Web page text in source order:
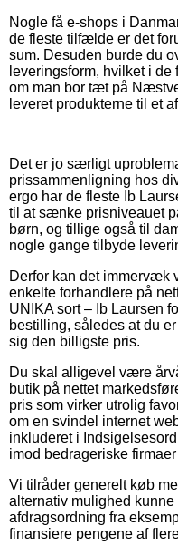
Nogle få e-shops i
de fleste tilfælde er det
sum. Desuden burde du
leveringsform, hvilket i
om man bor tæt på
leveret produkterne til et
Det er jo særligt
prissammenligning hos
ergo har de fleste Ib
til at sænke prisniveauet
børn, og tillige også til
nogle gange tilbyde
Derfor kan det immervæk
enkelte forhandlere på
UNIKA sort – Ib Laursen
bestilling, således at du
sig den billigste pris.
Du skal alligevel være
butik på nettet
pris som virker utrolig
om en svindel internet
inkluderet i
imod bedrageriske
Vi tilråder generelt køb
alternativ mulighed
afdragsordning fra
finansiere pengene af